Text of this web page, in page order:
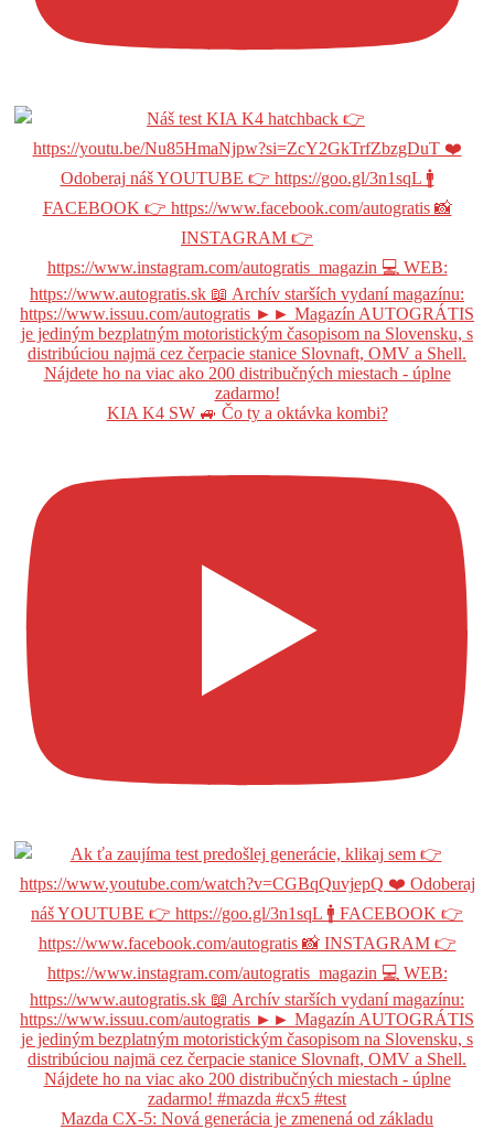
KIA K4 SW 🚙 Čo ty a oktávka kombi?
Mazda CX-5: Nová generácia je zmenená od základu